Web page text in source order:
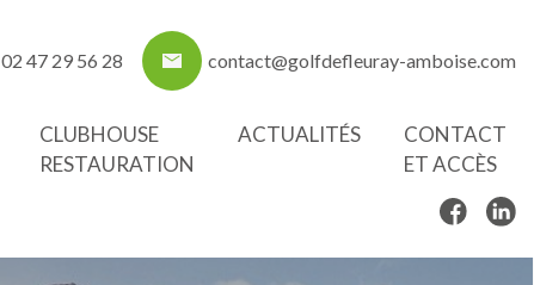
02 47 29 56 28 contact@golfdefleuray-amboise.com
CLUBHOUSE
RESTAURATION
ACTUALITÉS
CONTACT
ET ACCÈS